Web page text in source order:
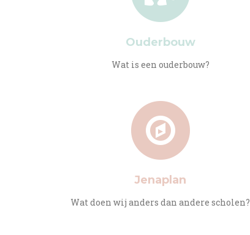
Ouderbouw
Wat is een ouderbouw?
Jenaplan
Wat doen wij anders dan andere scholen?